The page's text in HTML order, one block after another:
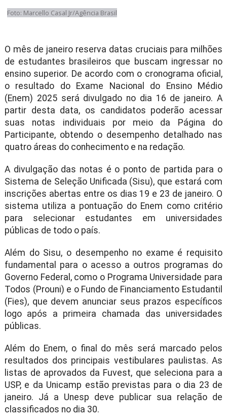
Foto: Marcello Casal Jr/Agência Brasil
O mês de janeiro reserva datas cruciais para milhões
de estudantes brasileiros que buscam ingressar no
ensino superior. De acordo com o cronograma oficial,
o resultado do Exame Nacional do Ensino Médio
(Enem) 2025 será divulgado no dia 16 de janeiro. A
partir desta data, os candidatos poderão acessar
suas notas individuais por meio da Página do
Participante, obtendo o desempenho detalhado nas
quatro áreas do conhecimento e na redação.
A divulgação das notas é o ponto de partida para o
Sistema de Seleção Unificada (Sisu), que estará com
inscrições abertas entre os dias 19 e 23 de janeiro. O
sistema utiliza a pontuação do Enem como critério
para selecionar estudantes em universidades
públicas de todo o país.
Além do Sisu, o desempenho no exame é requisito
fundamental para o acesso a outros programas do
Governo Federal, como o Programa Universidade para
Todos (Prouni) e o Fundo de Financiamento Estudantil
(Fies), que devem anunciar seus prazos específicos
logo após a primeira chamada das universidades
públicas.
Além do Enem, o final do mês será marcado pelos
resultados dos principais vestibulares paulistas. As
listas de aprovados da Fuvest, que seleciona para a
USP, e da Unicamp estão previstas para o dia 23 de
janeiro. Já a Unesp deve publicar sua relação de
classificados no dia 30.